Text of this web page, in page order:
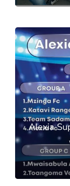
Alexia